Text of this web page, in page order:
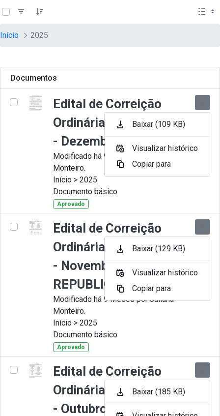
Pular para o Conteúdo principal
teste descricao
Início 2025
Documentos
Edital de Correição
Ordinária nº 012-2025
- Dezembro
Modificado há 9 Meses por Juliana
Monteiro.
Início > 2025
Documento básico
Aprovado
Edital de Correição
Ordinária nº 011-2025
- Novembro -
REPUBLICADO
Modificado há 9 Meses por Juliana
Monteiro.
Início > 2025
Documento básico
Aprovado
Edital de Correição
Ordinária nº 010-2025
- Outubro
Baixar (109 KB)
Visualizar histórico
Copiar para
Baixar (129 KB)
Visualizar histórico
Copiar para
Baixar (185 KB)